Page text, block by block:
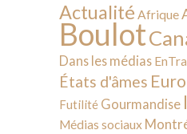
Actualité Afrique
Boulot
Dans les médias
États d'âmes
Futilité Gourmandise
Médias sociaux